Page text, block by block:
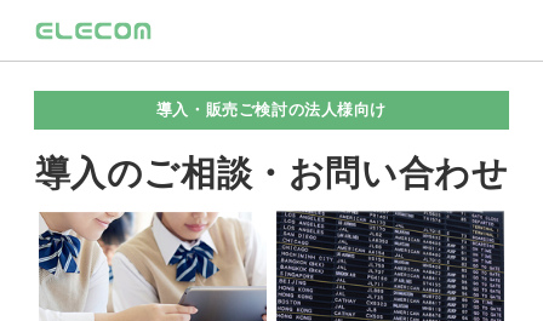
導入・販売ご検討の法人様向け
導入のご相談・お問い合わせ